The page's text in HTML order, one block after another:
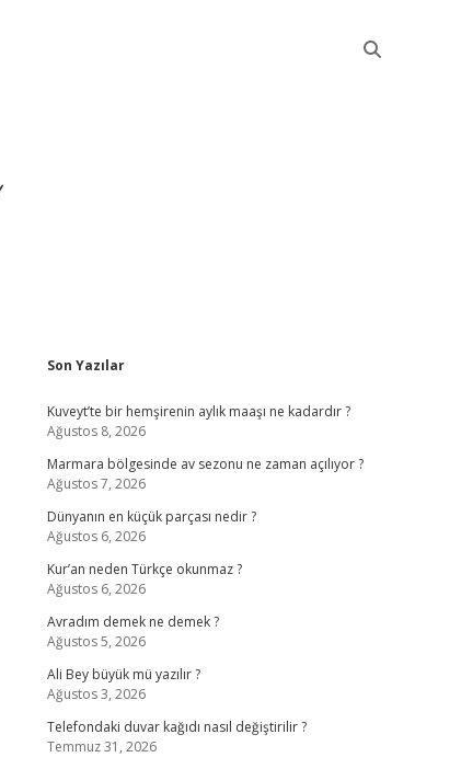
Sidebar
Son Yazılar
Kuveyt’te bir hemşirenin aylık maaşı ne kadardır ?
Ağustos 8, 2026
Marmara bölgesinde av sezonu ne zaman açılıyor ?
Ağustos 7, 2026
Dünyanın en küçük parçası nedir ?
Ağustos 6, 2026
Kur’an neden Türkçe okunmaz ?
Ağustos 6, 2026
Avradım demek ne demek ?
Ağustos 5, 2026
Ali Bey büyük mü yazılır ?
Ağustos 3, 2026
Telefondaki duvar kağıdı nasıl değiştirilir ?
Temmuz 31, 2026